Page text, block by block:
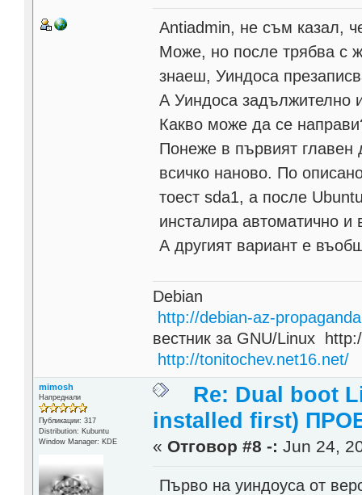
Antiadmin, не съм казал,
Може, но после трябва с
знаеш, Уиндоса
А Уиндоса задължително
Какво може да се
Понеже в първият
всичко наново. По
тоест sda1, а после
инсталира автоматично
А другият вариант е
Debian
http://debian-az-
вестник за GNU/Linux
http://tonitochev.net16.net/
mimosh
Напреднали
Публикации: 317
Distribution: Kubuntu
Window Manager: KDE
Re: Dual boot
installed first)
« Отговор #8 -: Jun 24,
Първо на уиндоуса от